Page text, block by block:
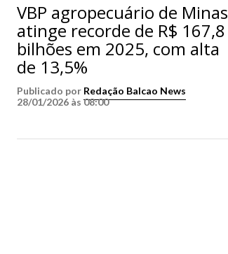
VBP agropecuário de Minas
atinge recorde de R$ 167,8
bilhões em 2025, com alta
de 13,5%
Publicado por Redação Balcao News
28/01/2026 às 08:00